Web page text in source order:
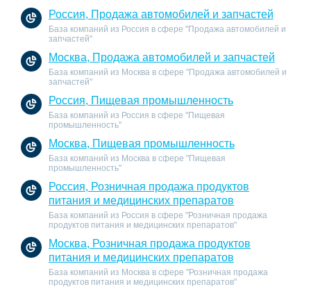
Россия, Продажа автомобилей и запчастей
База компаний из Россия в сфере "Продажа автомобилей и
запчастей"
Москва, Продажа автомобилей и запчастей
База компаний из Москва в сфере "Продажа автомобилей и
запчастей"
Россия, Пищевая промышленность
База компаний из Россия в сфере "Пищевая
промышленность"
Москва, Пищевая промышленность
База компаний из Москва в сфере "Пищевая
промышленность"
Россия, Розничная продажа продуктов
питания и медицинских препаратов
База компаний из Россия в сфере "Розничная продажа
продуктов питания и медицинских препаратов"
Москва, Розничная продажа продуктов
питания и медицинских препаратов
База компаний из Москва в сфере "Розничная продажа
продуктов питания и медицинских препаратов"